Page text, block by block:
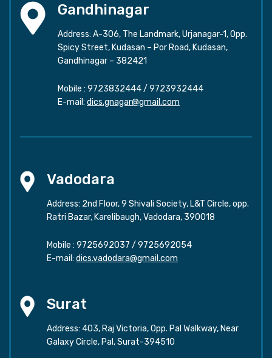
Gandhinagar
Address: A-306, The Landmark, Urjanagar-1, Opp.
Spicy Street, Kudasan – Por Road, Kudasan,
Gandhinagar – 382421
Mobile : 9723832444/ 9723932444
E-mail: dics.gnagar@gmail.com
Vadodara
Address: 2nd Floor, 9 Shivali Society, L&T Circle, opp.
Ratri Bazar, Karelibaugh, Vadodara, 390018
Mobile : 9725692037 / 9725692054
E-mail: dics.vadodara@gmail.com
Surat
Address: 403, Raj Victoria, Opp. Pal Walkway, Near
Galaxy Circle, Pal, Surat-394510